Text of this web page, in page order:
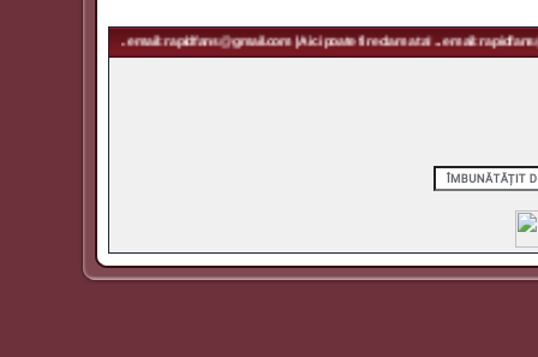
ta! ... email: rapidfans@gmail.com | Aici poate fi reclama ta! ... email: